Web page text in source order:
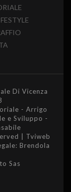
Di Vicenza
- Arrigo
e Sviluppo -
| Tviweb
Brendola
Sas